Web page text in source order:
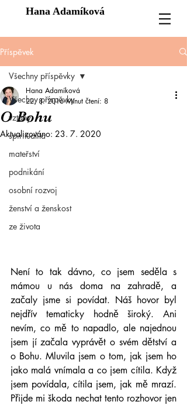
Hana Adamíková
Příspěvek
Všechny příspěvky
vztahy
spiritualita
mateřství
podnikání
osobní rozvoj
ženství a ženskost
ze života
Všechny příspěvky
O Bohu
Hana Adamíková
22. 8. 2016 Minut čtení: 8
Aktualizováno: 23. 7. 2020
Není to tak dávno, co jsem seděla s
mámou u nás doma na zahradě, a
začaly jsme si povídat. Náš hovor byl
nejdřív tematicky hodně široký. Ani
nevím, co mě to napadlo, ale najednou
jsem jí začala vyprávět o svém dětství a
o Bohu. Mluvila jsem o tom, jak jsem ho
jako malá vnímala a co jsem cítila. Když
jsem povídala, cítila jsem, jak mě mrazí.
Přijde mi škoda nechat tento rozhovor jen